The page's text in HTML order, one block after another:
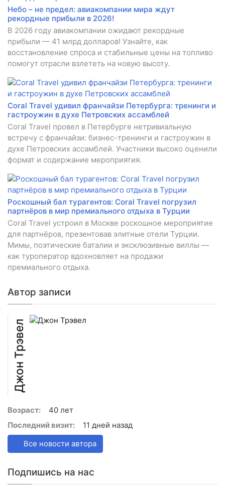
Небо – не предел: авиакомпании мира ждут
рекордные прибыли в 2026!
В 2026 году авиакомпании ожидают рекордные
прибыли — 41 млрд долларов! Узнайте, как
восстановление спроса и стабильные цены на топливо
помогут отрасли взлететь на новую высоту.
Coral Travel удивил франчайзи Петербурга: тренинги и
гастроужин в духе Петровских ассамблей
Coral Travel провел в Петербурге нетривиальную
встречу с франчайзи: бизнес-тренинги и гастроужин в
духе Петровских ассамблей. Участники высоко оценили
формат и содержание мероприятия.
Роскошный бал турагентов: Coral Travel погрузил
партнёров в мир премиального отдыха в Турции
Coral Travel устроил в Москве роскошное мероприятие
для партнёров, презентовав элитные отели Турции.
Мимы, поэтические баталии и эксклюзивные виллы —
как туроператор вдохновляет на продажи
премиального отдыха.
Автор записи
Джон Трэвел
Возраст:
40 лет
Последний визит:
11 дней назад
Все новости автора
Подпишись на нас